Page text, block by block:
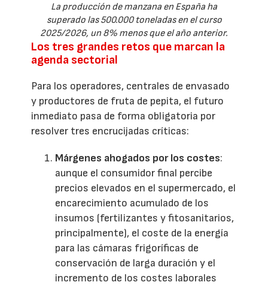
La producción de manzana en España ha
superado las 500.000 toneladas en el curso
2025/2026, un 8% menos que el año anterior.
Los tres grandes retos que marcan la
agenda sectorial
Para los operadores, centrales de envasado
y productores de fruta de pepita, el futuro
inmediato pasa de forma obligatoria por
resolver tres encrucijadas críticas:
Márgenes ahogados por los costes:
aunque el consumidor final percibe
precios elevados en el supermercado, el
encarecimiento acumulado de los
insumos (fertilizantes y fitosanitarios,
principalmente), el coste de la energía
para las cámaras frigoríficas de
conservación de larga duración y el
incremento de los costes laborales